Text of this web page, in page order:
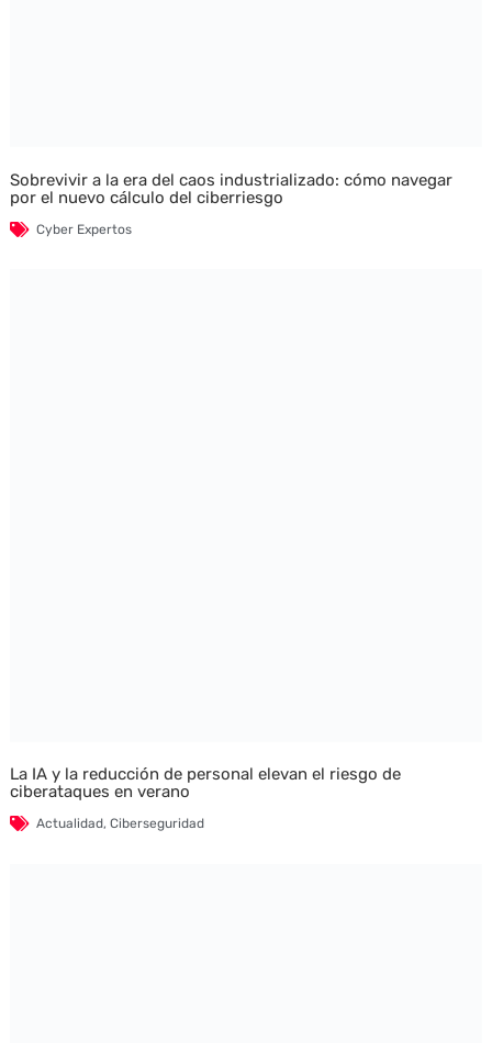
Sobrevivir a la era del caos industrializado: cómo navegar
por el nuevo cálculo del ciberriesgo
Cyber Expertos
La IA y la reducción de personal elevan el riesgo de
ciberataques en verano
Actualidad, Ciberseguridad